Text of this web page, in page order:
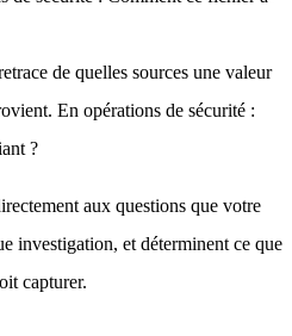
de quelles sources une valeur
En opérations de sécurité :
?
aux questions que votre
investigation, et déterminent ce que
capturer.